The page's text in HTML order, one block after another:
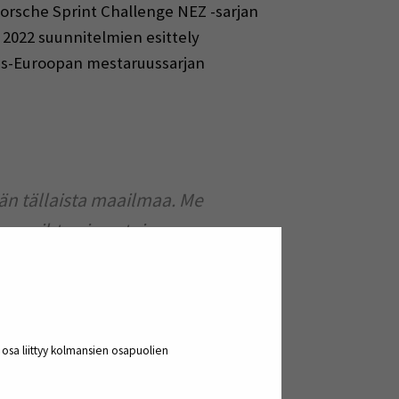
liittyy kolmansien osapuolien
Sprint Challenge NEZ -sarjan
suunnitelmien esittely
Euroopan mestaruussarjan
tällaista maailmaa. Me
vaihtoa ja autojen
paremmin ja
auton säätöä.